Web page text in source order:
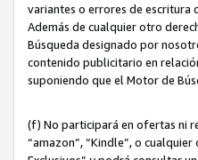
variantes o errores de escritura
Además de cualquier otro
Búsqueda designado por
contenido publicitario en
suponiendo que el Motor de
(f) No participará en ofertas ni
“amazon”, “Kindle”, o